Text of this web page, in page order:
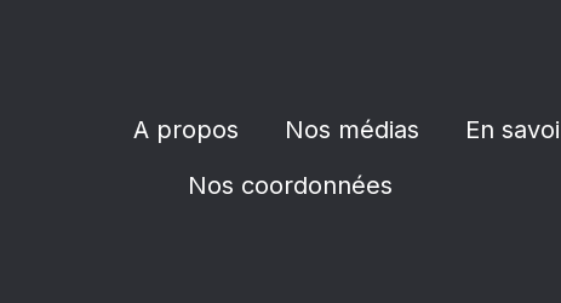
A propos Nos médias
En
Nos coordonnées